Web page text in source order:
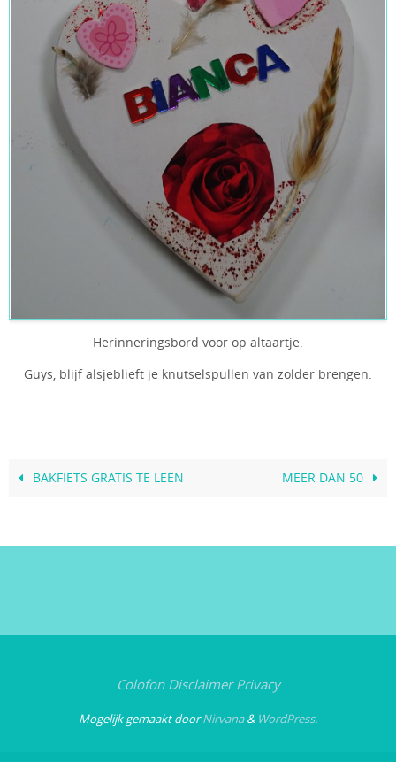
Herinneringsbord voor op altaartje.
Guys, blijf alsjeblieft je knutselspullen van zolder brengen.
BAKFIETS GRATIS TE LEEN MEER DAN 50
Colofon Disclaimer Privacy
Mogelijk gemaakt doorNirvana& WordPress.